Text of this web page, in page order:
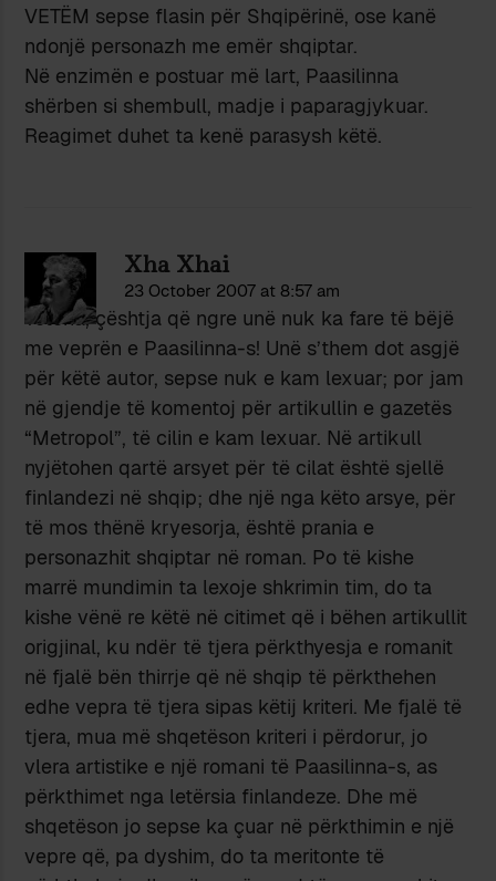
VETËM sepse flasin për Shqipërinë, ose kanë
ndonjë personazh me emër shqiptar.
Në enzimën e postuar më lart, Paasilinna
shërben si shembull, madje i paparagjykuar.
Reagimet duhet ta kenë parasysh këtë.
Xha Xhai
23 October 2007 at 8:57 am
Tetena, çështja që ngre unë nuk ka fare të bëjë
me veprën e Paasilinna-s! Unë s’them dot asgjë
për këtë autor, sepse nuk e kam lexuar; por jam
në gjendje të komentoj për artikullin e gazetës
“Metropol”, të cilin e kam lexuar. Në artikull
nyjëtohen qartë arsyet për të cilat është sjellë
finlandezi në shqip; dhe një nga këto arsye, për
të mos thënë kryesorja, është prania e
personazhit shqiptar në roman. Po të kishe
marrë mundimin ta lexoje shkrimin tim, do ta
kishe vënë re këtë në citimet që i bëhen artikullit
origjinal, ku ndër të tjera përkthyesja e romanit
në fjalë bën thirrje që në shqip të përkthehen
edhe vepra të tjera sipas këtij kriteri. Me fjalë të
tjera, mua më shqetëson kriteri i përdorur, jo
vlera artistike e një romani të Paasilinna-s, as
përkthimet nga letërsia finlandeze. Dhe më
shqetëson jo sepse ka çuar në përkthimin e një
vepre që, pa dyshim, do ta meritonte të